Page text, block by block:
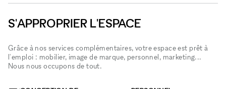
S'APPROPRIER L'ESPACE
Grâce à nos services complémentaires, votre espace est prêt à
l'emploi : mobilier, image de marque, personnel, marketing...
Nous nous occupons de tout.